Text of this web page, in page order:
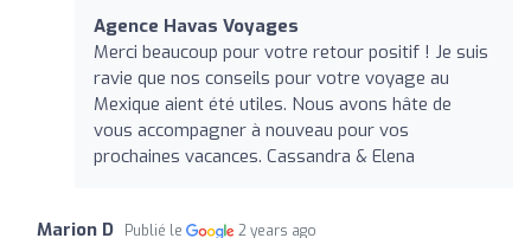
Agence Havas Voyages
Merci beaucoup pour votre retour positif ! Je suis
ravie que nos conseils pour votre voyage au
Mexique aient été utiles. Nous avons hâte de
vous accompagner à nouveau pour vos
prochaines vacances. Cassandra & Elena
Marion D Publié le 2 years ago